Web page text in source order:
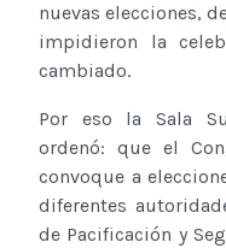
nuevas elecciones,
impidieron la
cambiado.
Por eso la Sala
ordenó: que el
convoque a
diferentes
de Pacificación y